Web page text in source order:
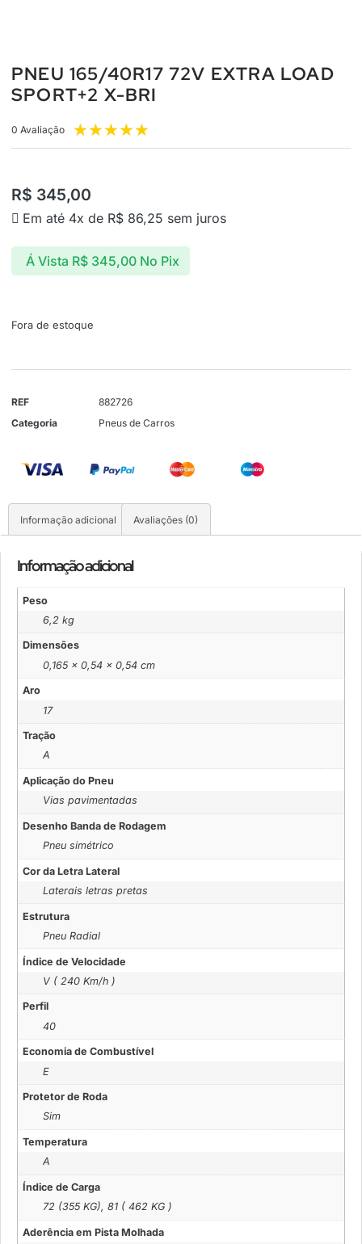
PNEU 165/40R17 72V EXTRA LOAD
SPORT+2 X-BRI
0 Avaliação ★★★★★
R$ 345,00
Em até 4x de R$ 86,25 sem juros
Á Vista R$345,00 No Pix
Fora de estoque
REF
882726
Categoria
Pneus de Carros
Informação adicional Avaliações (0)
Informação adicional
Peso
6,2 kg
Dimensões
0,165 × 0,54 × 0,54 cm
Aro
17
Tração
A
Aplicação do Pneu
Vias pavimentadas
Desenho Banda de Rodagem
Pneu simétrico
Cor da Letra Lateral
Laterais letras pretas
Estrutura
Pneu Radial
Índice de Velocidade
V ( 240 Km/h )
Perfil
40
Economia de Combustível
E
Protetor de Roda
Sim
Temperatura
A
Índice de Carga
72 (355 KG), 81 ( 462 KG )
Aderência em Pista Molhada